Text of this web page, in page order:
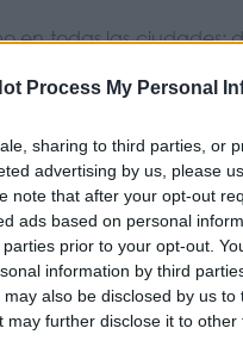
Process My Personal
sharing to third parties, or
advertising by us, please
note that after your opt-out
ads based on personal
prior to your opt-out.
information by third
also be disclosed by us
may further disclose it to other
en todas las ciudades:
año especial para
Season’ coincide
y la Piedra Filosofal’, la
la llegada de la